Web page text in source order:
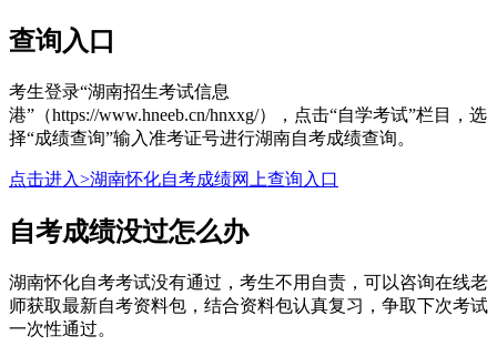
查询入口
考生登录“湖南招生考试信息
港”（https://www.hneeb.cn/hnxxg/），点击“自学考试”栏目，选
择“成绩查询”输入准考证号进行湖南自考成绩查询。
点击进入>湖南怀化自考成绩网上查询入口
自考成绩没过怎么办
湖南怀化自考考试没有通过，考生不用自责，可以咨询在线老
师获取最新自考资料包，结合资料包认真复习，争取下次考试
一次性通过。